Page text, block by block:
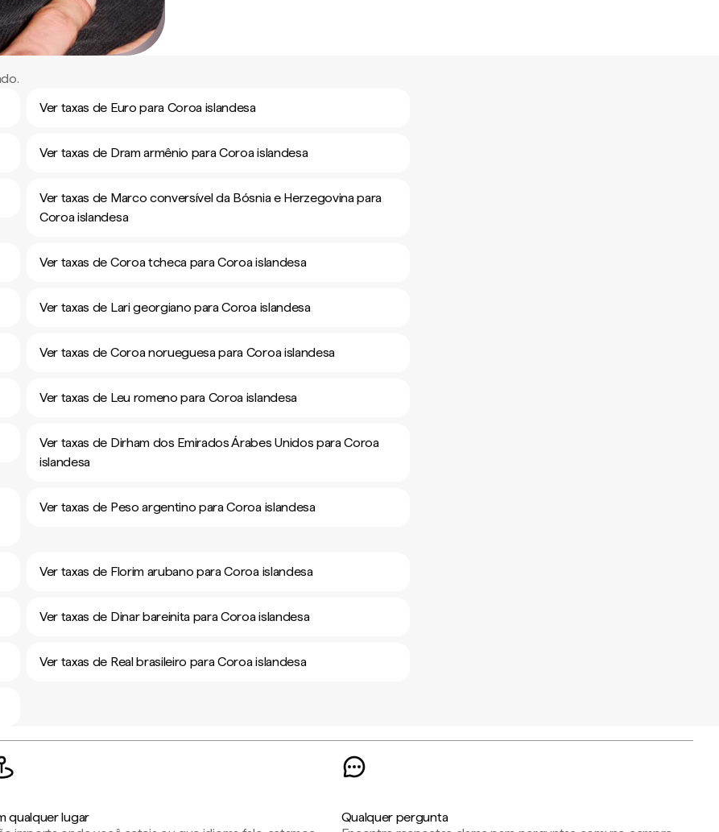
Ver taxas de Euro para Coroa islandesa
Ver taxas de Dram armênio para Coroa islandesa
Ver taxas de Marco conversível da Bósnia e Herzegovina para
Coroa islandesa
Ver taxas de Coroa tcheca para Coroa islandesa
Ver taxas de Lari georgiano para Coroa islandesa
Ver taxas de Coroa norueguesa para Coroa islandesa
Ver taxas de Leu romeno para Coroa islandesa
Ver taxas de Dirham dos Emirados Árabes Unidos para Coroa
islandesa
Ver taxas de Peso argentino para Coroa islandesa
Ver taxas de Florim arubano para Coroa islandesa
Ver taxas de Dinar bareinita para Coroa islandesa
Ver taxas de Real brasileiro para Coroa islandesa
qualquer lugar
Qualquer pergunta